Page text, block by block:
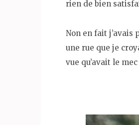
rien de bien
Non en fait j’avais
une rue que je
vue qu’avait le